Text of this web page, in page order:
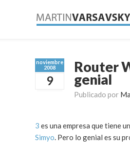
noviembre
2008
9
Router
genial
Publicado por
3 es una empresa que tiene
Simyo. Pero lo genial es su